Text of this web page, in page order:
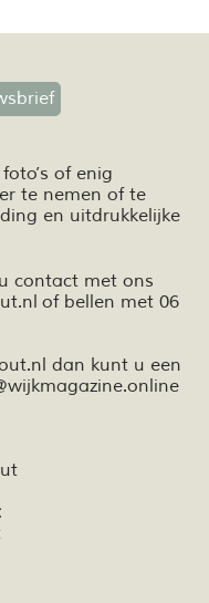
foto’s of enig
te nemen of te
en uitdrukkelijke
contact met ons
of bellen met 06
dan kunt u een